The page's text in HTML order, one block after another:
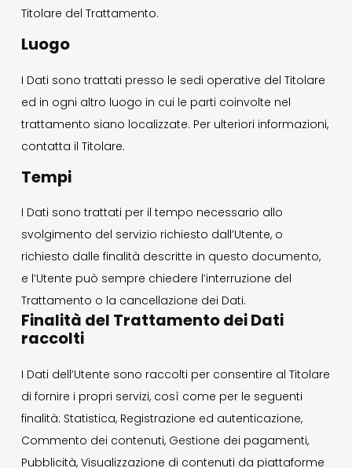
Titolare del Trattamento.
Luogo
I Dati sono trattati presso le sedi operative del Titolare
ed in ogni altro luogo in cui le parti coinvolte nel
trattamento siano localizzate. Per ulteriori informazioni,
contatta il Titolare.
Tempi
I Dati sono trattati per il tempo necessario allo
svolgimento del servizio richiesto dall’Utente, o
richiesto dalle finalità descritte in questo documento,
e l’Utente può sempre chiedere l’interruzione del
Trattamento o la cancellazione dei Dati.
Finalità del Trattamento dei Dati
raccolti
I Dati dell’Utente sono raccolti per consentire al Titolare
di fornire i propri servizi, così come per le seguenti
finalità: Statistica, Registrazione ed autenticazione,
Commento dei contenuti, Gestione dei pagamenti,
Pubblicità, Visualizzazione di contenuti da piattaforme